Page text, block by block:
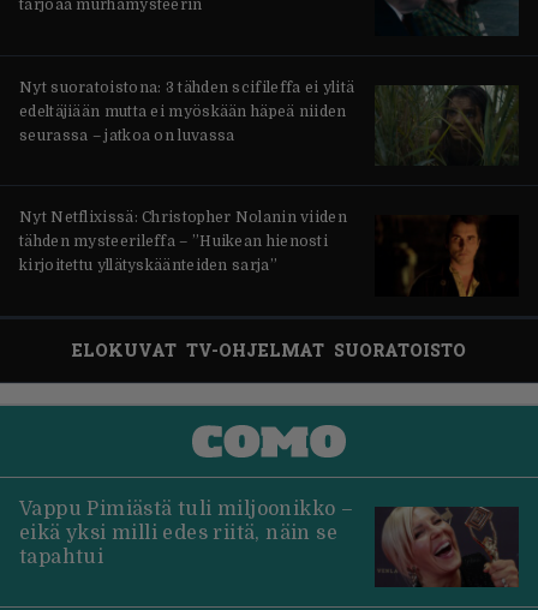
tarjoaa murhamysteerin
Nyt suoratoistona: 3 tähden scifileffa ei ylitä
edeltäjiään mutta ei myöskään häpeä niiden
seurassa – jatkoa on luvassa
Nyt Netflixissä: Christopher Nolanin viiden
tähden mysteerileffa – ”Huikean hienosti
kirjoitettu yllätyskäänteiden sarja”
ELOKUVAT TV-OHJELMAT SUORATOISTO
Vappu Pimiästä tuli miljoonikko –
eikä yksi milli edes riitä, näin se
tapahtui